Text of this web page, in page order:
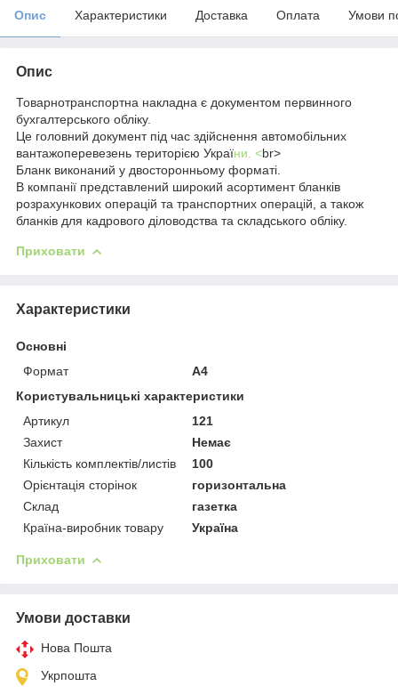
Опис Характеристики Доставка Оплата Умови
Опис
Товарнотранспортна накладна є документом первинного
бухгалтерського обліку.
Це головний документ під час здійснення автомобільних
вантажоперевезень територією України. <br>
Бланк виконаний у двосторонньому форматі.
В компанії представлений широкий асортимент бланків
розрахункових операцій та транспортних операцій, а також
бланків для кадрового діловодства та складського обліку.
Приховати
Характеристики
Основні
Формат
A4
Користувальницькі характеристики
Артикул
121
Захист
Немає
Кількість комплектів/листів
100
Орієнтація сторінок
горизонтальна
Склад
газетка
Країна-виробник товару
Україна
Приховати
Умови доставки
Нова Пошта
Укрпошта